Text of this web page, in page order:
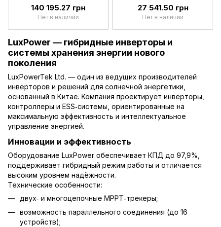
Battery
140 195.27 грн
Нет в наличии
27 541.50 грн
Нет в наличии
LuxPower — гибридные инверторы и
системы хранения энергии нового
поколения
LuxPowerTek Ltd. — один из ведущих производителей
инверторов и решений для солнечной энергетики,
основанный в Китае. Компания проектирует инверторы,
контроллеры и ESS‑системы, ориентированные на
максимальную эффективность и интеллектуальное
управление энергией.
Инновации и эффективность
Оборудование LuxPower обеспечивает КПД до 97,9%,
поддерживает гибридный режим работы и отличается
высоким уровнем надёжности.
Технические особенности:
двух‑ и многоцепочные MPPT‑трекеры;
возможность параллельного соединения (до 16
устройств);